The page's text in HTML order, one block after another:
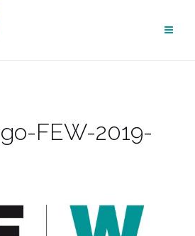
FEW-2019-